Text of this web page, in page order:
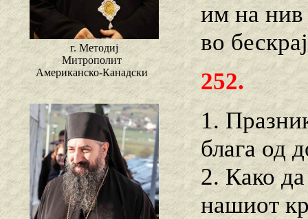
г. Методиј
Митрополит
Американско-Канадски
им на нив
во
252.
1.
блага од
2. Како
нашиот